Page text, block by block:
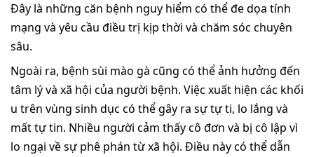
Đây là những căn bệnh nguy hiểm có thể đe dọa tính
mạng và yêu cầu điều trị kịp thời và chăm sóc chuyên
sâu.
Ngoài ra, bệnh sùi mào gà cũng có thể ảnh hưởng đến
tâm lý và xã hội của người bệnh. Việc xuất hiện các khối
u trên vùng sinh dục có thể gây ra sự tự ti, lo lắng và
mất tự tin. Nhiều người cảm thấy cô đơn và bị cô lập vì
lo ngại về sự phê phán từ xã hội. Điều này có thể dẫn